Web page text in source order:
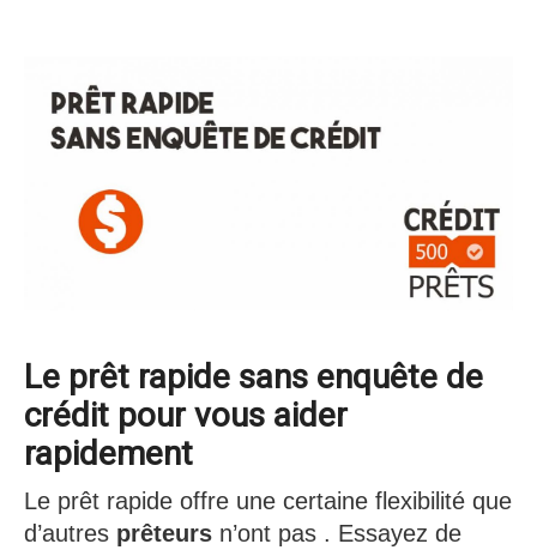
Le prêt rapide sans enquête de
crédit pour vous aider
rapidement
Le prêt rapide offre une certaine flexibilité que
d’autres prêteurs n’ont pas . Essayez de